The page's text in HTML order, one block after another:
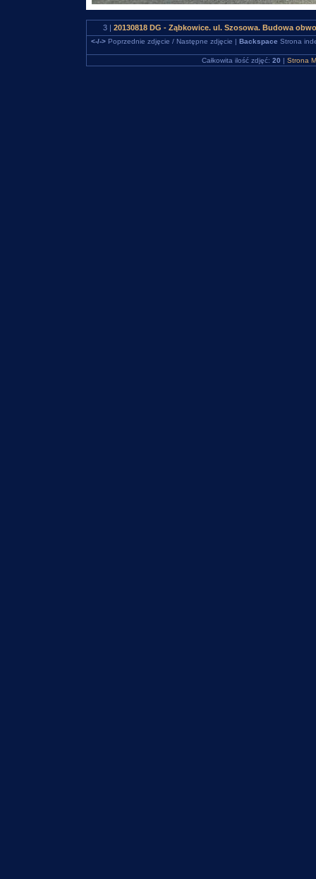
3 | 20130818 DG - Ząbkowice. ul. Szosowa. Budowa
<-/->Poprzednie zdjęcie / Następne zdjęcie | Backspace Strona
Całkowita ilość zdjęć: 20 | Strona